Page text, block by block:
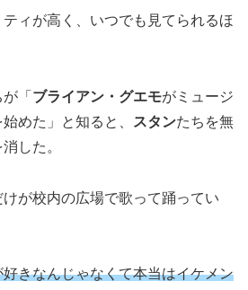
ィが高く、いつでも見てられるほ
「 ブライアン・グエモがミュージ
めた」と知ると、
スタンたちを無
した。
けが校内の広場で歌って踊ってい
きなんじゃなくて本当はイケメン